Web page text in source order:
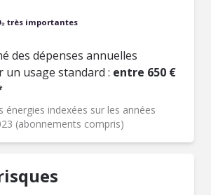
très importantes
des dépenses annuelles
usage standard : entre 650 €
énergies indexées sur les années
(abonnements compris)